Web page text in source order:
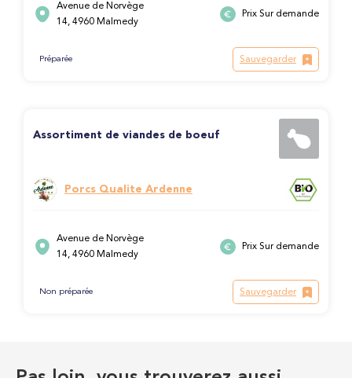
Avenue de Norvège
14, 4960 Malmedy
Prix Sur demande
Préparée Sauvegarder
Assortiment de viandes de boeuf
Porcs Qualite Ardenne
Avenue de Norvège
14, 4960 Malmedy
Prix Sur demande
Non préparée Sauvegarder